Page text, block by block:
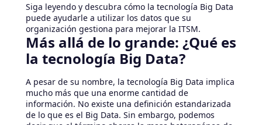
Siga leyendo y descubra cómo la tecnología Big Data
puede ayudarle a utilizar los datos que su
organización gestiona para mejorar la ITSM.
Más allá de lo grande: ¿Qué es
la tecnología Big Data?
A pesar de su nombre, la tecnología Big Data implica
mucho más que una enorme cantidad de
información. No existe una definición estandarizada
de lo que es el Big Data. Sin embargo, podemos